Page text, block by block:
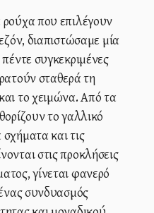
που επιλέγουν
διαπιστώσαμε μία
συγκεκριμένες
σταθερά τη
το χειμώνα. Από τα
το γαλλικό
και τις
στις προκλήσεις
γίνεται φανερό
συνδυασμός